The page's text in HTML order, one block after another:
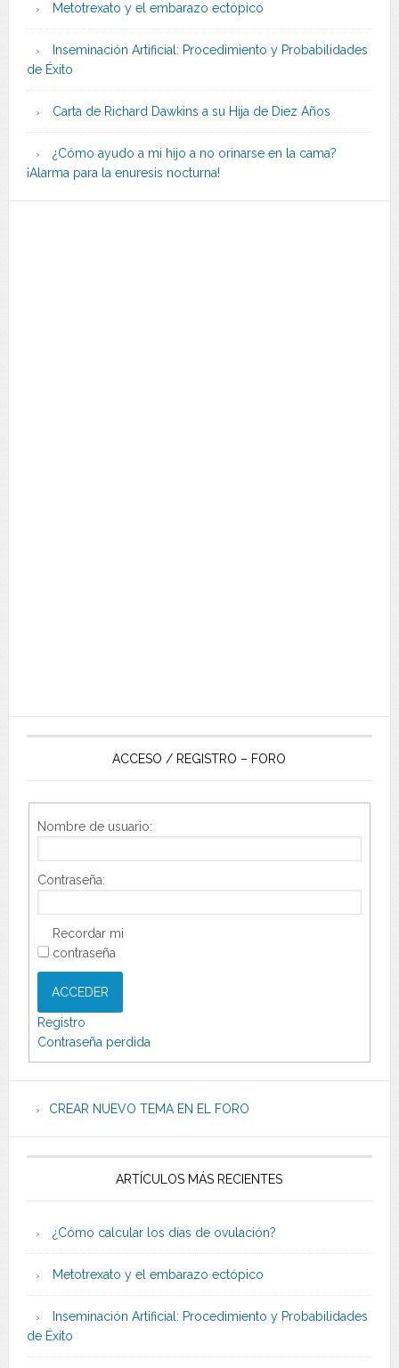
Metotrexato y el embarazo ectópico
Inseminación Artificial: Procedimiento y Probabilidades
de Éxito
Carta de Richard Dawkins a su Hija de Diez Años
¿Cómo ayudo a mi hijo a no orinarse en la cama?
¡Alarma para la enuresis nocturna!
ACCESO / REGISTRO – FORO
Nombre de usuario:
Contraseña:
Recordar mi
contraseña
ACCEDER
Registro
Contraseña perdida
CREAR NUEVO TEMA EN EL FORO
ARTÍCULOS MÁS RECIENTES
¿Cómo calcular los días de ovulación?
Metotrexato y el embarazo ectópico
Inseminación Artificial: Procedimiento y Probabilidades
de Éxito